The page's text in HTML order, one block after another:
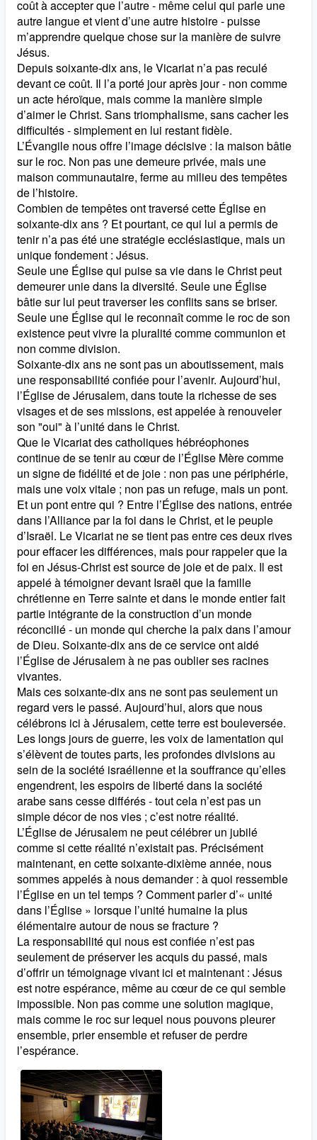
coût à accepter que l’autre - même celui qui parle une
autre langue et vient d’une autre histoire - puisse
m’apprendre quelque chose sur la manière de suivre
Jésus.
Depuis soixante-dix ans, le Vicariat n’a pas reculé
devant ce coût. Il l’a porté jour après jour - non comme
un acte héroïque, mais comme la manière simple
d’aimer le Christ. Sans triomphalisme, sans cacher les
difficultés - simplement en lui restant fidèle.
L’Évangile nous offre l’image décisive : la maison bâtie
sur le roc. Non pas une demeure privée, mais une
maison communautaire, ferme au milieu des tempêtes
de l’histoire.
Combien de tempêtes ont traversé cette Église en
soixante-dix ans ? Et pourtant, ce qui lui a permis de
tenir n’a pas été une stratégie ecclésiastique, mais un
unique fondement : Jésus.
Seule une Église qui puise sa vie dans le Christ peut
demeurer unie dans la diversité. Seule une Église
bâtie sur lui peut traverser les conflits sans se briser.
Seule une Église qui le reconnaît comme le roc de son
existence peut vivre la pluralité comme communion et
non comme division.
Soixante-dix ans ne sont pas un aboutissement, mais
une responsabilité confiée pour l’avenir. Aujourd’hui,
l’Église de Jérusalem, dans toute la richesse de ses
visages et de ses missions, est appelée à renouveler
son "oui" à l’unité dans le Christ.
Que le Vicariat des catholiques hébréophones
continue de se tenir au cœur de l’Église Mère comme
un signe de fidélité et de joie : non pas une périphérie,
mais une voix vitale ; non pas un refuge, mais un pont.
Et un pont entre qui ? Entre l’Église des nations, entrée
dans l’Alliance par la foi dans le Christ, et le peuple
d’Israël. Le Vicariat ne se tient pas entre ces deux rives
pour effacer les différences, mais pour rappeler que la
foi en Jésus-Christ est source de joie et de paix. Il est
appelé à témoigner devant Israël que la famille
chrétienne en Terre sainte et dans le monde entier fait
partie intégrante de la construction d’un monde
réconcilié - un monde qui cherche la paix dans l’amour
de Dieu. Soixante-dix ans de ce service ont aidé
l’Église de Jérusalem à ne pas oublier ses racines
vivantes.
Mais ces soixante-dix ans ne sont pas seulement un
regard vers le passé. Aujourd’hui, alors que nous
célébrons ici à Jérusalem, cette terre est bouleversée.
Les longs jours de guerre, les voix de lamentation qui
s’élèvent de toutes parts, les profondes divisions au
sein de la société israélienne et la souffrance qu’elles
engendrent, les espoirs de liberté dans la société
arabe sans cesse différés - tout cela n’est pas un
simple décor de nos vies ; c’est notre réalité.
L’Église de Jérusalem ne peut célébrer un jubilé
comme si cette réalité n’existait pas. Précisément
maintenant, en cette soixante-dixième année, nous
sommes appelés à nous demander : à quoi ressemble
l’Église en un tel temps ? Comment parler d’« unité
dans l’Église » lorsque l’unité humaine la plus
élémentaire autour de nous se fracture ?
La responsabilité qui nous est confiée n’est pas
seulement de préserver les acquis du passé, mais
d’offrir un témoignage vivant ici et maintenant : Jésus
est notre espérance, même au cœur de ce qui semble
impossible. Non pas comme une solution magique,
mais comme le roc sur lequel nous pouvons pleurer
ensemble, prier ensemble et refuser de perdre
l’espérance.